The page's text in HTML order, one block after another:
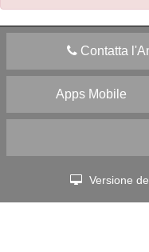
Contatta
Apps Mobile
Versione